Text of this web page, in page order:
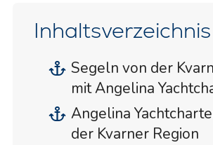
Inhaltsverzeichnis
Segeln von der
mit Angelina
Angelina
der Kvarner Region